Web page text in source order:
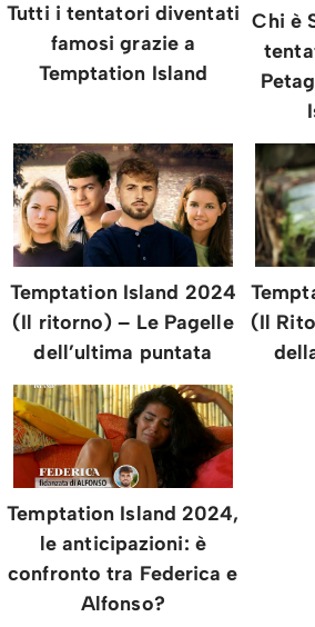
⁠⁠Tutti i tentatori diventati
famosi grazie a
Temptation Island
Chi è
Temptation Island 2024
(Il ritorno) – Le Pagelle
dell’ultima puntata
(Il
Temptation Island 2024,
le anticipazioni: è
confronto tra Federica e
Alfonso?